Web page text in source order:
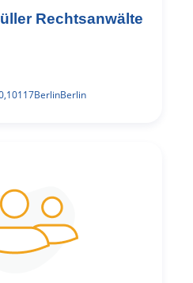
Rechtsanwälte
,10117BerlinBerlin